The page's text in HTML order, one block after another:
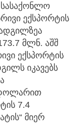
ექსპორტის
მლნ. აშშ
ექსპორტის
იკავებს
დოლარით
7.4
მიერ